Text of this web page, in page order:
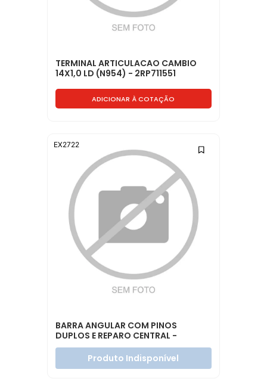
TERMINAL ARTICULACAO CAMBIO
14X1,0 LD (N954) - 2RP711551
ADICIONAR À COTAÇÃO
BARRA ANGULAR COM PINOS
DUPLOS E REPARO CENTRAL -
20829503
Produto Indisponível
EX2722